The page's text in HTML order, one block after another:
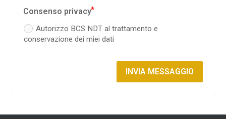
Consenso privacy
Autorizzo BCS NDT al trattamento e
conservazione dei miei dati
INVIA MESSAGGIO